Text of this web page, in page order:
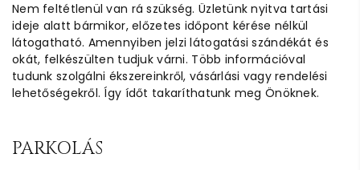
Nem feltétlenül van rá szükség. Üzletünk nyitva tartási
ideje alatt bármikor, előzetes időpont kérése nélkül
látogatható. Amennyiben jelzi látogatási szándékát és
okát, felkészülten tudjuk várni. Több információval
tudunk szolgálni ékszereinkről, vásárlási vagy rendelési
lehetőségekről. Így ídőt takaríthatunk meg Önöknek.
PARKOLÁS